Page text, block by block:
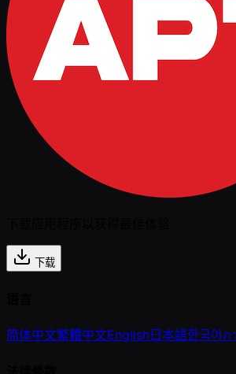
下载
简体中文繁體中文English日本語한국어ภ